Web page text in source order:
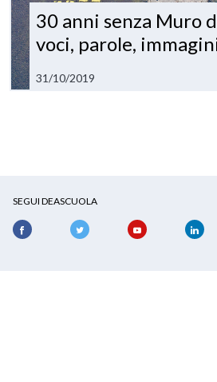
30 anni senza Muro
voci, parole,
31/10/2019
SEGUI DEASCUOLA